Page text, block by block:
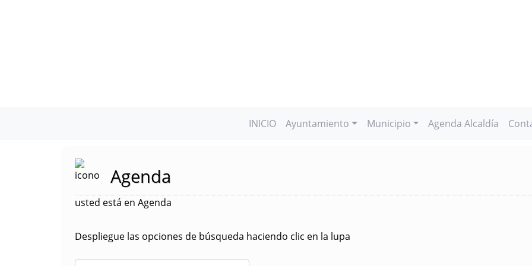
INICIO Ayuntamiento Municipio Agenda Alcaldía
Agenda
usted está en Agenda
Despliegue las opciones de búsqueda haciendo clic en la lupa